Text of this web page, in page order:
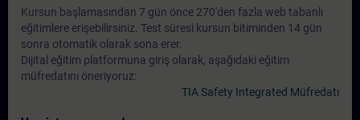
Kursun başlamasından 7 gün önce 270'den fazla web tabanlı
eğitimlere erişebilirsiniz. Test süresi kursun bitiminden 14 gün
sonra otomatik olarak sona erer.
Dijital eğitim platformuna giriş olarak, aşağıdaki eğitim
müfredatını öneriyoruz:
TIA Safety Integrated Müfredatı